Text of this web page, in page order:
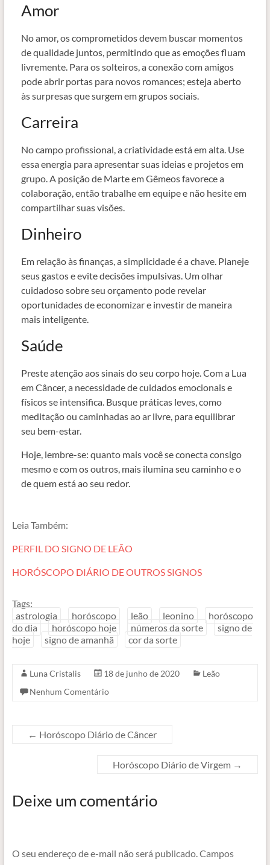
Amor
No amor, os comprometidos devem buscar momentos
de qualidade juntos, permitindo que as emoções fluam
livremente. Para os solteiros, a conexão com amigos
pode abrir portas para novos romances; esteja aberto
às surpresas que surgem em grupos sociais.
Carreira
No campo profissional, a criatividade está em alta. Use
essa energia para apresentar suas ideias e projetos em
grupo. A posição de Marte em Gêmeos favorece a
colaboração, então trabalhe em equipe e não hesite em
compartilhar suas visões.
Dinheiro
Em relação às finanças, a simplicidade é a chave. Planeje
seus gastos e evite decisões impulsivas. Um olhar
cuidadoso sobre seu orçamento pode revelar
oportunidades de economizar e investir de maneira
mais inteligente.
Saúde
Preste atenção aos sinais do seu corpo hoje. Com a Lua
em Câncer, a necessidade de cuidados emocionais e
físicos se intensifica. Busque práticas leves, como
meditação ou caminhadas ao ar livre, para equilibrar
seu bem-estar.
Hoje, lembre-se: quanto mais você se conecta consigo
mesmo e com os outros, mais ilumina seu caminho e o
de quem está ao seu redor.
Leia Também:
PERFIL DO SIGNO DE LEÃO
HORÓSCOPO DIÁRIO DE OUTROS SIGNOS
Tags:
astrologia
horóscopo leão leonino
horóscopo
do dia
horóscopo hoje números da sorte
signo de
hoje
signo de amanhã cor da sorte
Luna Cristalis 18 de junho de 2020
Leão
Nenhum Comentário
← Horóscopo Diário de Câncer
Horóscopo Diário de Virgem →
Deixe um comentário
O seu endereço de e-mail não será publicado.Campos